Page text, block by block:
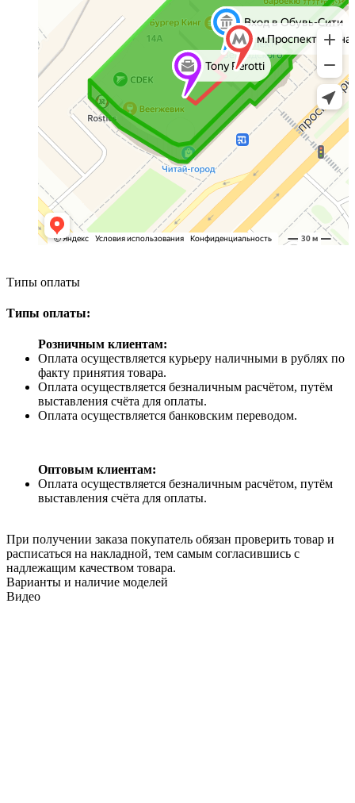
Типы оплаты
Типы оплаты:
Розничным клиентам:
Оплата осуществляется курьеру наличными в рублях по
факту принятия товара.
Оплата осуществляется безналичным расчётом, путём
выставления счёта для оплаты.
Оплата осуществляется банковским переводом.
Оптовым клиентам:
Оплата осуществляется безналичным расчётом, путём
выставления счёта для оплаты.
При получении заказа покупатель обязан проверить товар и
расписаться на накладной, тем самым согласившись с
надлежащим качеством товара.
Варианты и наличие моделей
Видео